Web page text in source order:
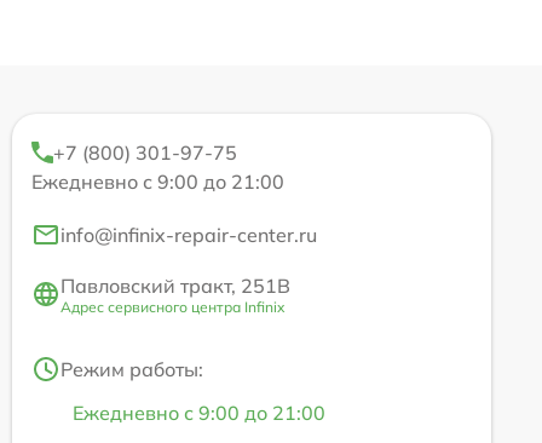
+7 (800) 301-97-75
Ежедневно с 9:00 до 21:00
info@infinix-repair-center.ru
Павловский тракт, 251В
Адрес сервисного центра Infinix
Режим работы:
Ежедневно с 9:00 до 21:00